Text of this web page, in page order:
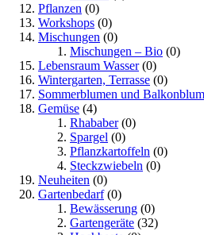
Pflanzen (0)
Workshops (0)
Mischungen (0)
Mischungen – Bio (0)
Lebensraum Wasser(0)
Wintergarten, Terrasse (0)
Sommerblumen und
Gemüse (4)
Rhababer(0)
Spargel (0)
Pflanzkartoffeln (0)
Steckzwiebeln (0)
Neuheiten (0)
Gartenbedarf(0)
Bewässerung (0)
Gartengeräte (32)